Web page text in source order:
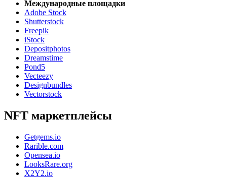
Международные площадки
Adobe Stock
Shutterstock
Freepik
iStock
Depositphotos
Dreamstime
Pond5
Vecteezy
Designbundles
Vectorstock
NFT маркетплейсы
Getgems.io
Rarible.com
Opensea.io
LooksRare.org
X2Y2.io